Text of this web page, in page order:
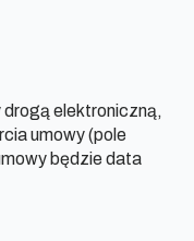
elektroniczną,
umowy (pole
będzie data